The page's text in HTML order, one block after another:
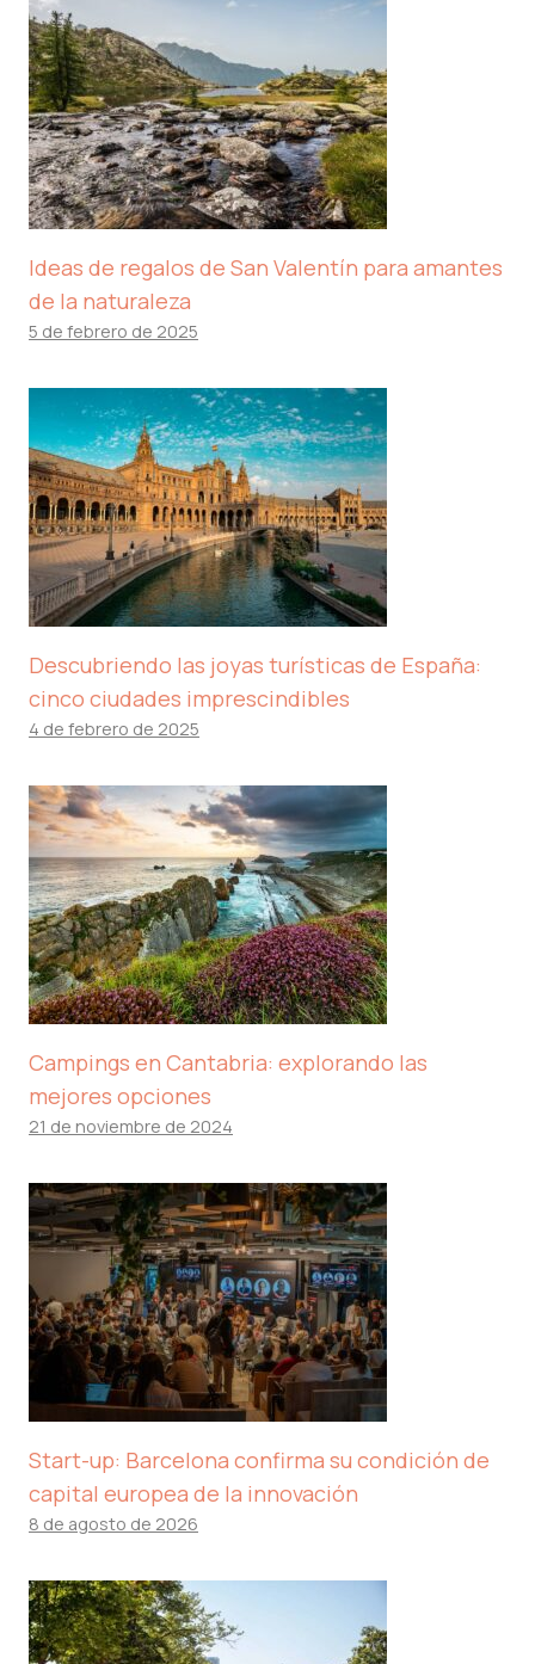
Ideas de regalos de San Valentín para amantes
de la naturaleza
5 de febrero de 2025
Descubriendo las joyas turísticas de España:
cinco ciudades imprescindibles
4 de febrero de 2025
Campings en Cantabria: explorando las
mejores opciones
21 de noviembre de 2024
Start-up: Barcelona confirma su condición de
capital europea de la innovación
8 de agosto de 2026